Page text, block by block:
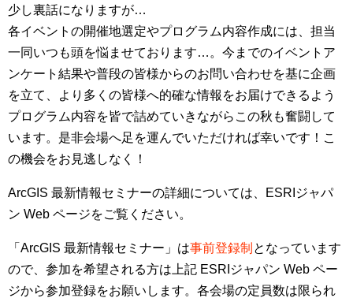
少し裏話になりますが…
各イベントの開催地選定やプログラム内容作成には、担当
一同いつも頭を悩ませております…。今までのイベントア
ンケート結果や普段の皆様からのお問い合わせを基に企画
を立て、より多くの皆様へ的確な情報をお届けできるよう
プログラム内容を皆で詰めていきながらこの秋も奮闘して
います。是非会場へ足を運んでいただければ幸いです！こ
の機会をお見逃しなく！
ArcGIS 最新情報セミナーの詳細については、ESRIジャパ
ン Web ページをご覧ください。
「ArcGIS 最新情報セミナー」は事前登録制 となっています
ので、参加を希望される方は上記 ESRIジャパン Web ペー
ジから参加登録をお願いします。各会場の定員数は限られ